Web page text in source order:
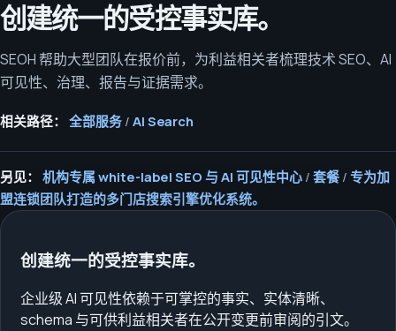
创建统一的受控事实库。
SEOH 帮助大型团队在报价前，为利益相关者梳理技术 SEO、AI
可见性、治理、报告与证据需求。
相关路径： 全部服务 / AI Search
另见： 机构专属 white-label SEO 与 AI 可见性中心 / 套餐 / 专为加
盟连锁团队打造的多门店搜索引擎优化系统。
创建统一的受控事实库。
企业级 AI 可见性依赖于可掌控的事实、实体清晰、
schema 与可供利益相关者在公开变更前审阅的引文。